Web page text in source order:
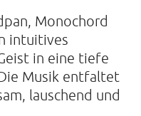
Monochord
intuitives
in eine tiefe
Musik entfaltet
lauschend und